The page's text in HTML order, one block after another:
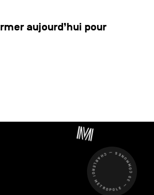
aujourd’hui pour
CHARLEROI MÉTROPOLE — 30 COMMUNES —